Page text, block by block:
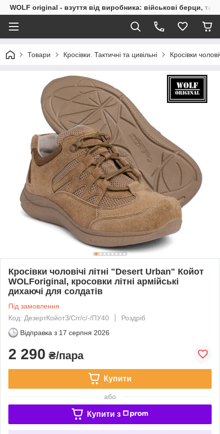
WOLF original - взуття від виробника: військові берци,
Товари Кросівки. Тактичні та цивільні Кросівки
Кросівки чоловічі літні "Desert Urban" Койот
WOLForiginal, кросовки літні армійські
дихаючі для солдатів
Під замовлення
Код: ДезертКойотЗ/Сіт/с/-/ПУ40
Роздріб
Відправка з 17 серпня 2026
2 290 ₴/пара
Купити
або
Купити з